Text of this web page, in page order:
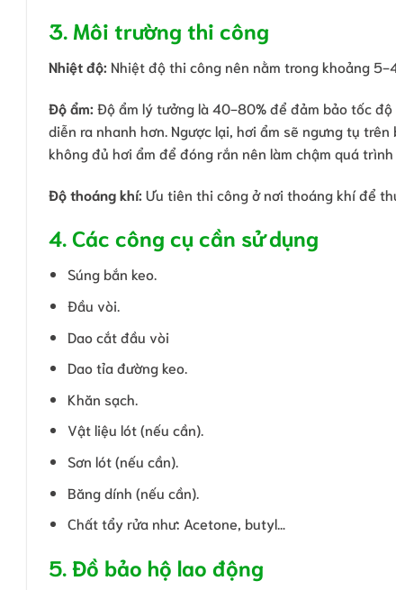
3. Môi trường thi công
Nhiệt độ: Nhiệt độ thi công nên nằm trong khoảng 5-
Độ ẩm: Độ ẩm lý tưởng là 40-80% để đảm bảo tốc
diễn ra nhanh hơn. Ngược lại, hơi ẩm sẽ ngưng tụ
không đủ hơi ẩm để đóng rắn nên làm chậm quá trình
Độ thoáng khí: Ưu tiên thi công ở nơi thoáng khí để
4. Các công cụ cần sử dụng
Súng bắn keo.
Đầu vòi.
Dao cắt đầu vòi
Dao tỉa đường keo.
Khăn sạch.
Vật liệu lót (nếu cần).
Sơn lót (nếu cần).
Băng dính (nếu cần).
Chất tẩy rửa như: Acetone, butyl…
5. Đồ bảo hộ lao động